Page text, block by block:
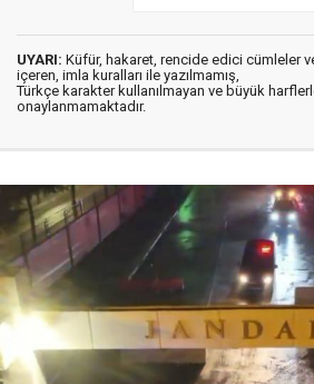
UYARI: Küfür, hakaret, rencide edici cümleler
içeren, imla kuralları ile yazılmamış,
Türkçe karakter kullanılmayan ve büyük
onaylanmamaktadır.